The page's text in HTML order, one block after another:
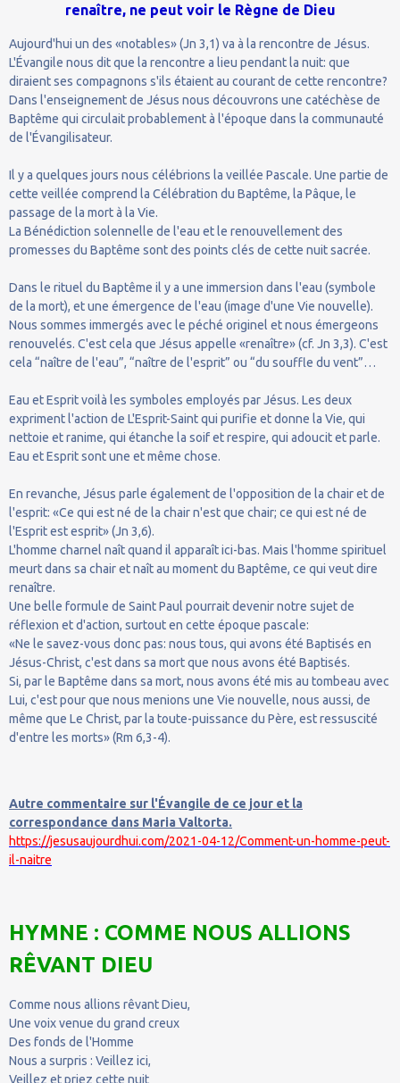
renaître, ne peut voir le Règne de Dieu
Aujourd'hui un des «notables» (Jn 3,1) va à la rencontre de Jésus.
L'Évangile nous dit que la rencontre a lieu pendant la nuit: que
diraient ses compagnons s'ils étaient au courant de cette rencontre?
Dans l'enseignement de Jésus nous découvrons une catéchèse de
Baptême qui circulait probablement à l'époque dans la communauté
de l'Évangilisateur.
Il y a quelques jours nous célébrions la veillée Pascale. Une partie de
cette veillée comprend la Célébration du Baptême, la Pâque, le
passage de la mort à la Vie.
La Bénédiction solennelle de l'eau et le renouvellement des
promesses du Baptême sont des points clés de cette nuit sacrée.
Dans le rituel du Baptême il y a une immersion dans l'eau (symbole
de la mort), et une émergence de l'eau (image d'une Vie nouvelle).
Nous sommes immergés avec le péché originel et nous émergeons
renouvelés. C'est cela que Jésus appelle «renaître» (cf. Jn 3,3). C'est
cela “naître de l'eau”, “naître de l'esprit” ou “du souffle du vent”…
Eau et Esprit voilà les symboles employés par Jésus. Les deux
expriment l'action de L'Esprit-Saint qui purifie et donne la Vie, qui
nettoie et ranime, qui étanche la soif et respire, qui adoucit et parle.
Eau et Esprit sont une et même chose.
En revanche, Jésus parle également de l'opposition de la chair et de
l'esprit: «Ce qui est né de la chair n'est que chair; ce qui est né de
l'Esprit est esprit» (Jn 3,6).
L'homme charnel naît quand il apparaît ici-bas. Mais l'homme spirituel
meurt dans sa chair et naît au moment du Baptême, ce qui veut dire
renaître.
Une belle formule de Saint Paul pourrait devenir notre sujet de
réflexion et d'action, surtout en cette époque pascale:
«Ne le savez-vous donc pas: nous tous, qui avons été Baptisés en
Jésus-Christ, c'est dans sa mort que nous avons été Baptisés.
Si, par le Baptême dans sa mort, nous avons été mis au tombeau avec
Lui, c'est pour que nous menions une Vie nouvelle, nous aussi, de
même que Le Christ, par la toute-puissance du Père, est ressuscité
d'entre les morts» (Rm 6,3-4).
Autre commentaire sur l'Évangile de ce jour et la
correspondance dans Maria Valtorta.
https://jesusaujourdhui.com/2021-04-12/Comment-un-homme-peut-
il-naitre
HYMNE : COMME NOUS ALLIONS
RÊVANT DIEU
Comme nous allions rêvant Dieu,
Une voix venue du grand creux
Des fonds de l'Homme
Nous a surpris : Veillez ici,
Veillez et priez cette nuit